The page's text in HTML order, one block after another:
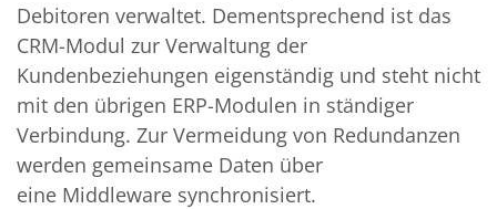
Debitoren verwaltet. Dementsprechend ist das
CRM-Modul zur Verwaltung der
Kundenbeziehungen eigenständig und steht nicht
mit den übrigen ERP-Modulen in ständiger
Verbindung. Zur Vermeidung von Redundanzen
werden gemeinsame Daten über
eine Middleware synchronisiert.